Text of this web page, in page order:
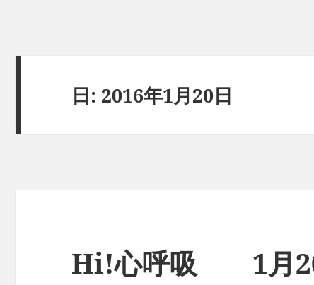
日: 2016年1月20日
Hi!心呼吸 1月20